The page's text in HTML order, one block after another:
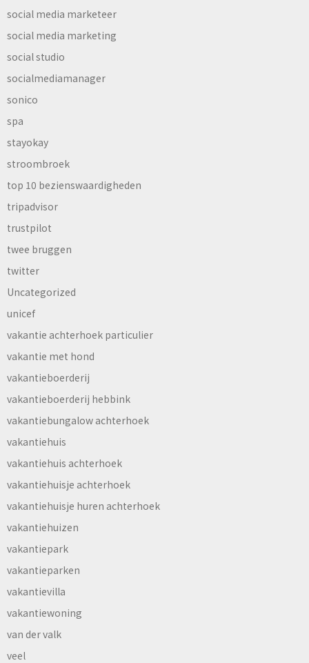
social media marketeer
social media marketing
social studio
socialmediamanager
sonico
spa
stayokay
stroombroek
top 10 bezienswaardigheden
tripadvisor
trustpilot
twee bruggen
twitter
Uncategorized
unicef
vakantie achterhoek particulier
vakantie met hond
vakantieboerderij
vakantieboerderij hebbink
vakantiebungalow achterhoek
vakantiehuis
vakantiehuis achterhoek
vakantiehuisje achterhoek
vakantiehuisje huren achterhoek
vakantiehuizen
vakantiepark
vakantieparken
vakantievilla
vakantiewoning
van der valk
veel